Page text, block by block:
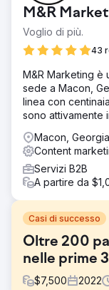
M&R
Voglio di più.
43
M&R Marketing
sede a Macon,
linea con
sono attivamente
Macon,
Content
Servizi B2B
A partire da
Casi di successo
Oltre 200
nelle prime
$7,500 2022